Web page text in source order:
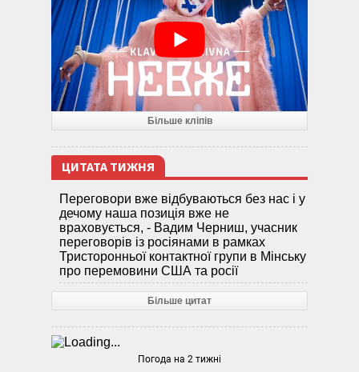
Більше кліпів
ЦИТАТА ТИЖНЯ
Переговори вже відбуваються без нас і у
дечому наша позиція вже не
враховується, - Вадим Черниш, учасник
переговорів із росіянами в рамках
Тристоронньої контактної групи в Мінську
про перемовини США та росії
Більше цитат
Погода на 2 тижні